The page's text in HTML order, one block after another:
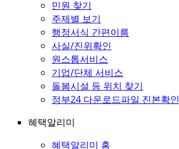
민원 찾기
주제별 보기
행정서식 간편이름
사실/진위확인
원스톱서비스
기업/단체 서비스
돌봄시설 등 위치 찾기
정부24 다운로드파일 진본확인
혜택알리미
혜택알리미 홈